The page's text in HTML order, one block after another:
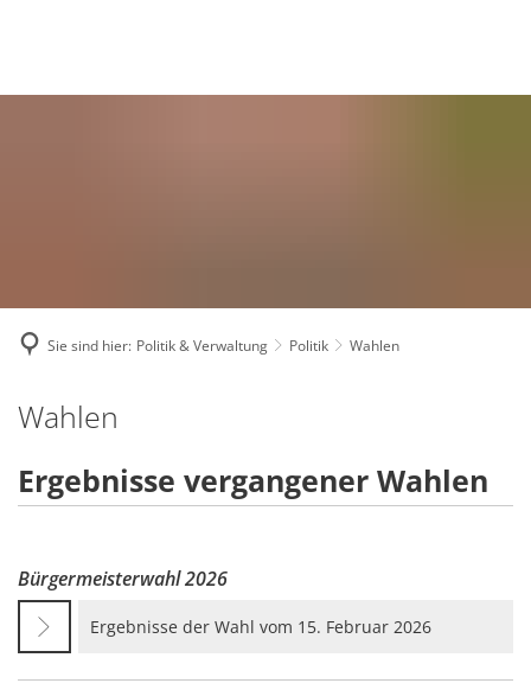
Sie sind hier: Politik & Verwaltung Politik Wahlen
Wahlen
Wahlen
Ergebnisse vergangener Wahlen
Bürgermeisterwahl 2026
Ergebnisse der Wahl vom 15. Februar 2026